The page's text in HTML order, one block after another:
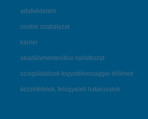
adatvédelem
cookie szabályzat
karrier
akadálymentesítési nyilatkozat
szolgáltatások fogyatékossággal élőknek
közzétételek, felügyeleti határozatok